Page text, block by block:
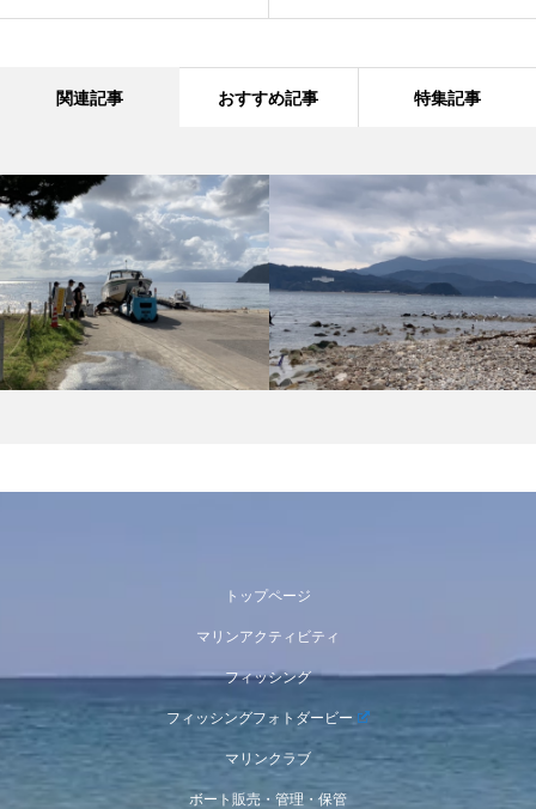
関連記事 おすすめ記事 特集記事
トップページ
マリンアクティビティ
フィッシング
フィッシングフォトダービー
マリンクラブ
ボート販売・管理・保管